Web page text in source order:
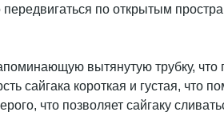
по открытым
вытянутую трубку,
короткая и густая, что
что позволяет сайгаку